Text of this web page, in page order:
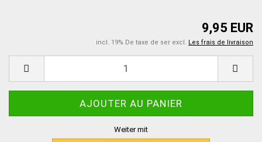
9,95 EUR
incl. 19% De taxe de ser excl. Les frais de livraison
Weiter mit